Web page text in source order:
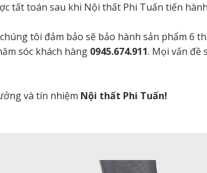
tất toán sau khi Nội thất Phi Tuấn tiến
tôi đảm bảo sẽ bảo hành sản phẩm 6
sóc khách hàng 0945.674.911. Mọi vấn đề
và tín nhiệm Nội thất Phi Tuấn!